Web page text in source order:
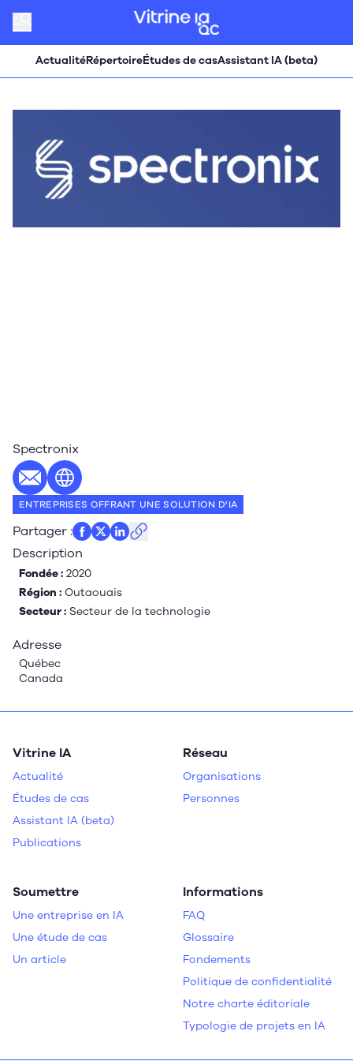
ActualitéRépertoireÉtudes de casAssistant IA (beta)
Spectronix
E-mailSite web
ENTREPRISES OFFRANT UNE SOLUTION D'IA
Partager :
Description
Fondée : 2020
Région : Outaouais
Secteur : Secteur de la technologie
Adresse
Québec
Canada
Vitrine IA
Actualité
Études de cas
Assistant IA (beta)
Publications
Réseau
Organisations
Personnes
Soumettre
Une entreprise en IA
Une étude de cas
Un article
Informations
FAQ
Glossaire
Fondements
Politique de confidentialité
Notre charte éditoriale
Typologie de projets en IA